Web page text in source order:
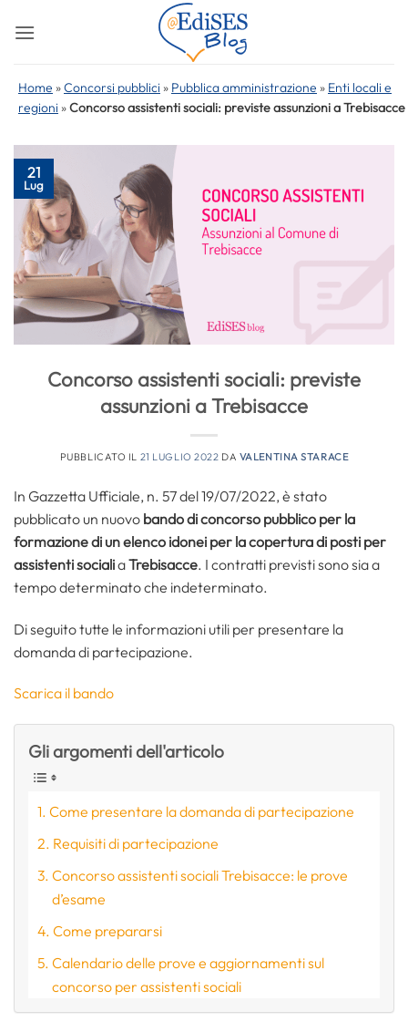
Home »Concorsi pubblici » Pubblica amministrazione » Enti locali e
regioni »Concorso assistenti sociali: previste assunzioni a Trebisacce
21
Lug
Concorso assistenti sociali: previste
assunzioni a Trebisacce
PUBBLICATO IL 21 LUGLIO 2022 DA VALENTINA STARACE
In Gazzetta Ufficiale, n. 57 del 19/07/2022, è stato
pubblicato un nuovo bando di concorso pubblico per la
formazione di un elenco idonei per la copertura di posti per
assistenti socialiaTrebisacce. I contratti previsti sono sia a
tempo determinato che indeterminato.
Di seguito tutte le informazioni utili per presentare la
domanda di partecipazione.
Scarica il bando
Gli argomenti dell'articolo
Come presentare la domanda di partecipazione
Requisiti di partecipazione
Concorso assistenti sociali Trebisacce: le prove
d’esame
Come prepararsi
Calendario delle prove e aggiornamenti sul
concorso per assistenti sociali